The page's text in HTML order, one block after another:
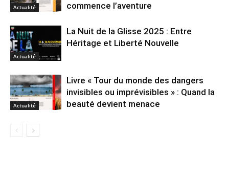
Actualité
commence l’aventure
Actualité
La Nuit de la Glisse 2025 : Entre
Héritage et Liberté Nouvelle
Actualité
Livre « Tour du monde des dangers
invisibles ou imprévisibles » : Quand la
beauté devient menace